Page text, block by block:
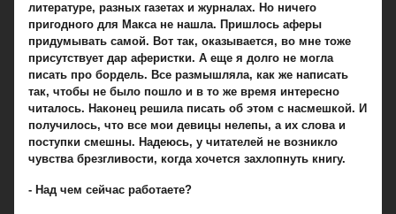
литературе, разных газетах и журналах. Но ничего
пригодного для Макса не нашла. Пришлось аферы
придумывать самой. Вот так, оказывается, во мне тоже
присутствует дар аферистки. А еще я долго не могла
писать про бордель. Все размышляла, как же написать
так, чтобы не было пошло и в то же время интересно
читалось. Наконец решила писать об этом с насмешкой. И
получилось, что все мои девицы нелепы, а их слова и
поступки смешны. Надеюсь, у читателей не возникло
чувства брезгливости, когда хочется захлопнуть книгу.
- Над чем сейчас работаете?